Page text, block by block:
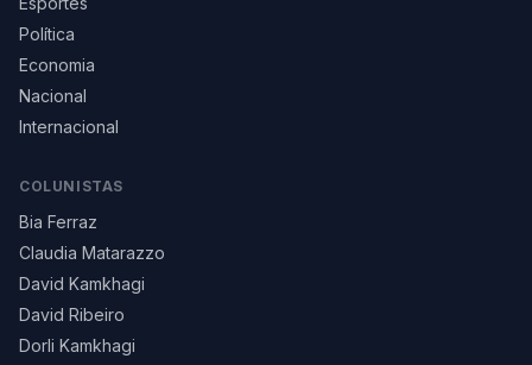
Política
Economia
Nacional
Internacional
COLUNISTAS
Bia Ferraz
Claudia Matarazzo
David Kamkhagi
David Ribeiro
Dorli Kamkhagi